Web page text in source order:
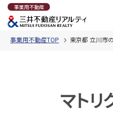
事業用不動産
事業用不動産TOP 東京都 立川市
マトリ